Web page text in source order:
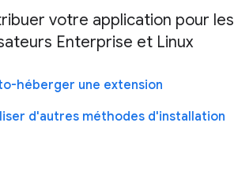
votre application pour les
Enterprise et Linux
héberger une extension
d'autres méthodes d'installation